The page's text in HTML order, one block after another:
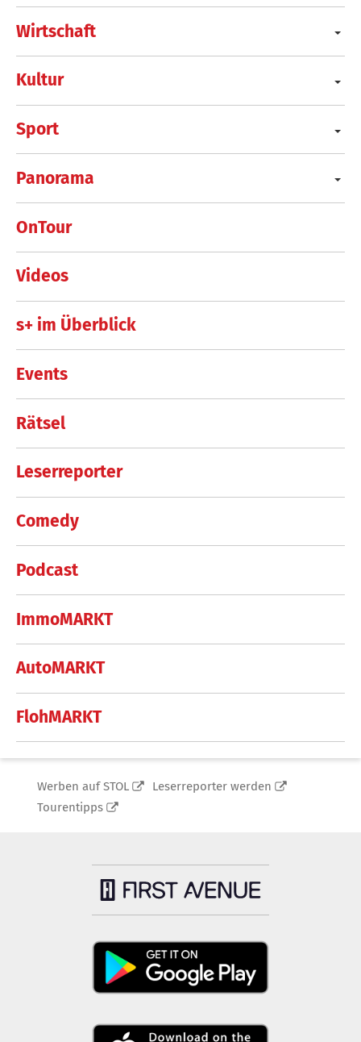
Wirtschaft
Kultur
Sport
Panorama
OnTour
Videos
s+ im Überblick
Events
Rätsel
Leserreporter
Comedy
Podcast
ImmoMARKT
AutoMARKT
FlohMARKT
Werben auf STOL
Leserreporter werden
Tourentipps